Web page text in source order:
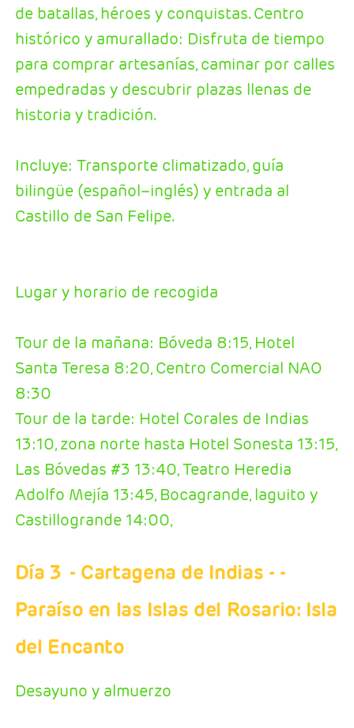
de batallas, héroes y conquistas. Centro
histórico y amurallado: Disfruta de tiempo
para comprar artesanías, caminar por calles
empedradas y descubrir plazas llenas de
historia y tradición.
Incluye: Transporte climatizado, guía
bilingüe (español–inglés) y entrada al
Castillo de San Felipe.
Lugar y horario de recogida
Tour de la mañana: Bóveda 8:15, Hotel
Santa Teresa 8:20, Centro Comercial NAO
8:30
Tour de la tarde: Hotel Corales de Indias
13:10, zona norte hasta Hotel Sonesta 13:15,
Las Bóvedas #3 13:40, Teatro Heredia
Adolfo Mejía 13:45, Bocagrande, laguito y
Castillogrande 14:00,
Día 3 - Cartagena de Indias - -
Paraíso en las Islas del Rosario: Isla
del Encanto
Desayuno y almuerzo